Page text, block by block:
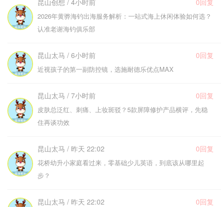
昆山创想 / 4小时前 0回复
2026年黄骅海钓出海服务解析：一站式海上休闲体验如何选？
认准老谢海钓俱乐部
昆山太马 / 6小时前 0回复
近视孩子的第一副防控镜，选施耐德乐优点MAX
昆山太马 / 7小时前 0回复
皮肤总泛红、刺痛、上妆斑驳？5款屏障修护产品横评，先稳
住再谈功效
昆山太马 / 昨天 22:02 0回复
花桥幼升小家庭看过来，零基础少儿英语，到底该从哪里起
步？
昆山太马 / 昨天 22:02 0回复